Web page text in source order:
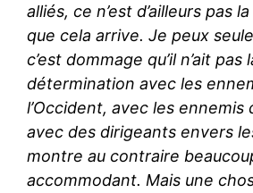
alliés, ce n’est d’ailleurs pas
que cela arrive. Je peux
c’est dommage qu’il n’ait pas
détermination avec les
l’Occident, avec les ennemis
avec des dirigeants envers
montre au contraire
accommodant. Mais une